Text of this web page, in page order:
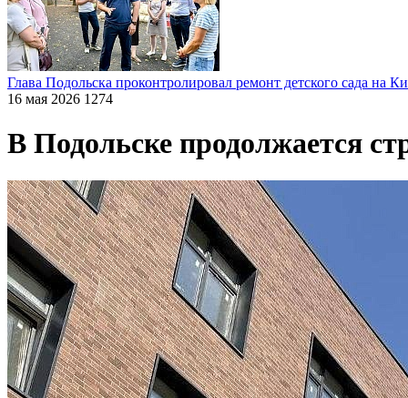
Глава Подольска проконтролировал ремонт детского сада на
16 мая 2026 1274
В Подольске продолжается